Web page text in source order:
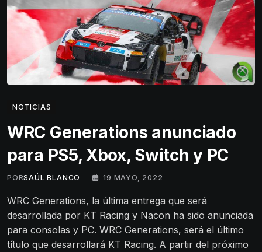
NOTICIAS
WRC Generations anunciado
para PS5, Xbox, Switch y PC
PORSAÚL BLANCO 19 MAYO, 2022
WRC Generations, la última entrega que será
desarrollada por KT Racing y Nacon ha sido anunciada
para consolas y PC. WRC Generations, será el último
título que desarrollará KT Racing. A partir del próximo